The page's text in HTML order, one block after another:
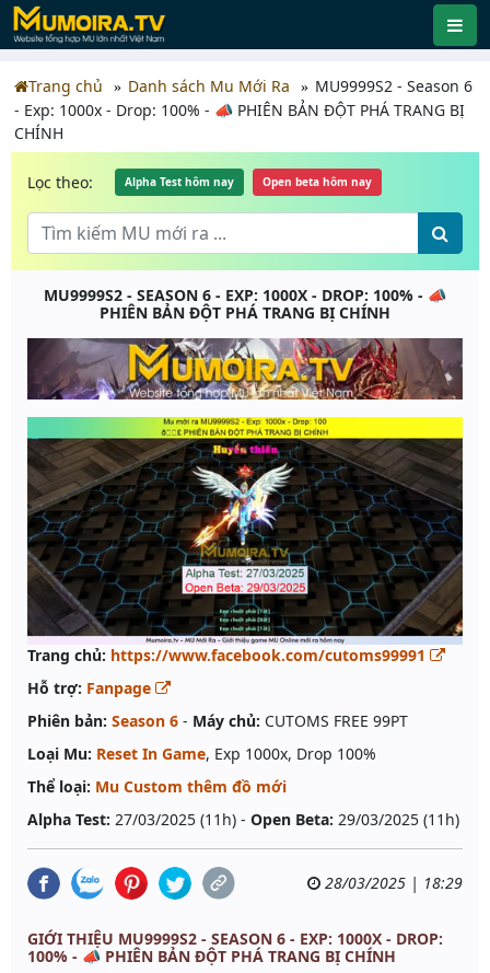
Trang chủ Danh sách Mu Mới Ra
MU9999S2 - Season 6
- Exp: 1000x - Drop: 100% - 📣 PHIÊN BẢN ĐỘT PHÁ TRANG BỊ
CHÍNH
Lọc theo: Alpha Test hôm nay Open beta hôm nay
MU9999S2 - SEASON 6 - EXP: 1000X - DROP: 100% - 📣
PHIÊN BẢN ĐỘT PHÁ TRANG BỊ CHÍNH
Trang chủ: https://www.facebook.com/cutoms99991
Hỗ trợ: Fanpage
Phiên bản: Season 6 - Máy chủ: CUTOMS FREE 99PT
Loại Mu: Reset In Game, Exp 1000x, Drop 100%
Thể loại: Mu Custom thêm đồ mới
Alpha Test: 27/03/2025 (11h) - Open Beta: 29/03/2025 (11h)
28/03/2025 | 18:29
GIỚI THIỆU MU9999S2 - SEASON 6 - EXP: 1000X - DROP:
100% - 📣 PHIÊN BẢN ĐỘT PHÁ TRANG BỊ CHÍNH